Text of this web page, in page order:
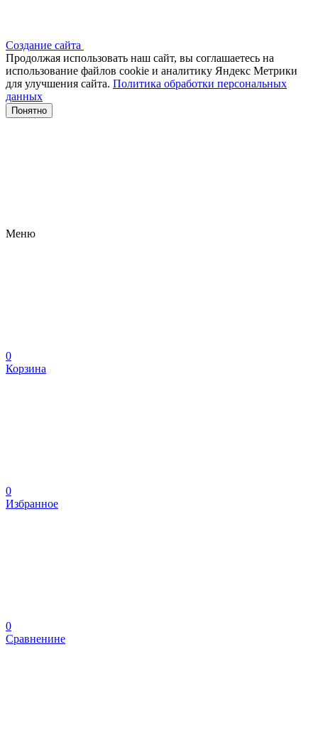
Создание сайта
Продолжая использовать наш сайт, вы соглашаетесь на
использование файлов сооkіе и аналитику Яндекс Метрики
для улучшения сайта. Политика обработки персональных
данных
Понятно
Меню
0
Корзина
0
Избранное
0
Сравненине